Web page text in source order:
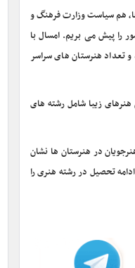
هنرستان‌ها، هم سیاست وزارت فرهنگ و
را پیش می بریم. امسال با
تعداد هنرستان های سراسر
زیبا شامل رشته های
در هنرستان ها نشان
تحصیل در رشته هنری را